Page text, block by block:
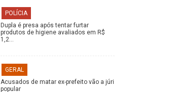
POLÍCIA
Dupla é presa após tentar furtar
produtos de higiene avaliados em R$
1,2…
GERAL
Acusados de matar ex-prefeito vão a júri
popular